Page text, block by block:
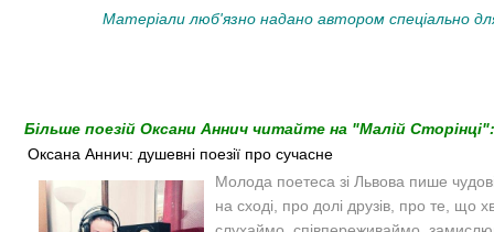
Матеріали люб'язно надано автором спеціально
Більше поезій Оксани Аннич читайте на "Малій Сторінці":
Оксана Аннич: душевні поезії про сучасне
Молода поетеса зі Львова пише
на сході, про долі друзів, про те, що